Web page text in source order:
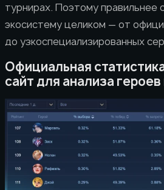
турнирах. Поэтому правильнее
экосистему целиком — от
до узкоспециализированных
Официальная
сайт для анализа